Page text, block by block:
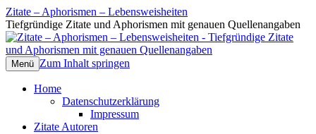
Zitate – Aphorismen – Lebensweisheiten
Tiefgründige Zitate und Aphorismen mit genauen Quellenangaben
Menü Zum Inhalt springen
Home
Datenschutzerklärung
Impressum
Zitate Autoren